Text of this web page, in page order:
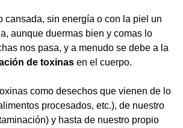
cansada, sin energía o con la piel un
aunque duermas bien y comas lo
nos pasa, y a menudo se debe a la
de toxinasen el cuerpo.
como desechos que vienen de lo
procesados, etc.), de nuestro
y hasta de nuestro propio